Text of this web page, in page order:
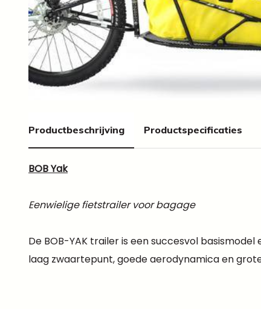
Productbeschrijving Productspecificaties
BOB Yak
Eenwielige fietstrailer voor bagage
De BOB-YAK trailer is een succesvol
laag zwaartepunt, goede aerodynamica en